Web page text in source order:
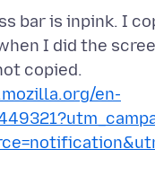
bar is inpink. I
I did the
en-